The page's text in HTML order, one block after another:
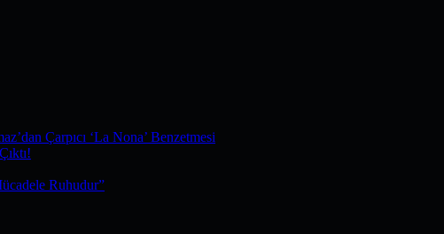
Çarpıcı ‘La Nona’ Benzetmesi
Ruhudur”